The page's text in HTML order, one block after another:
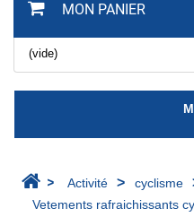
MON PANIER
(vide)
> Activité > cyclisme
Vetements rafraichissants